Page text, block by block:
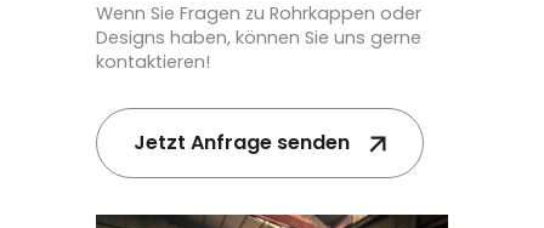
Wenn Sie Fragen zu Rohrkappen oder
Designs haben, können Sie uns gerne
kontaktieren!
Jetzt Anfrage senden